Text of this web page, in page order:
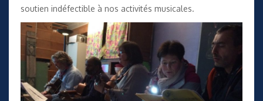
soutien indéfectible à nos activités musicales.